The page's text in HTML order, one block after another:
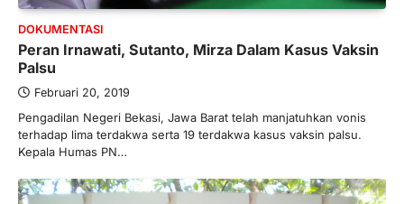
DOKUMENTASI
Peran Irnawati, Sutanto, Mirza Dalam Kasus Vaksin
Palsu
Februari 20, 2019
Pengadilan Negeri Bekasi, Jawa Barat telah manjatuhkan vonis
terhadap lima terdakwa serta 19 terdakwa kasus vaksin palsu.
Kepala Humas PN…